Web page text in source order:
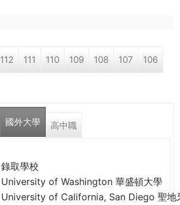
112 111 110 109 108 107 106
國外大學 高中職
錄取學校
University of Washington 華盛頓大學
University of California, San Diego 聖地